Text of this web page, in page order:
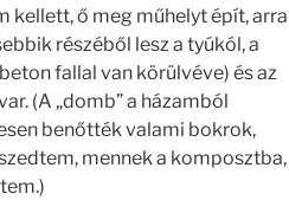
kellett, ő meg műhelyt épít, arra
részéből lesz a tyúkól, a
fallal van körülvéve) és az
(A „domb” a házamból
benőtték valami bokrok,
mennek a komposztba,